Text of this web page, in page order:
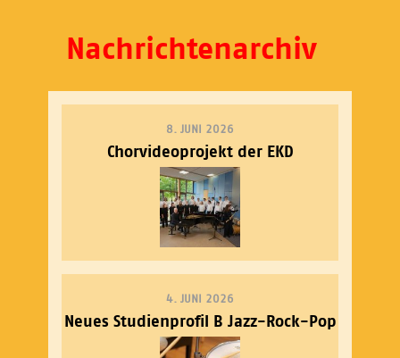
Nachrichtenarchiv
8. JUNI 2026
Chorvideoprojekt der EKD
4. JUNI 2026
Neues Studienprofil B Jazz-Rock-Pop